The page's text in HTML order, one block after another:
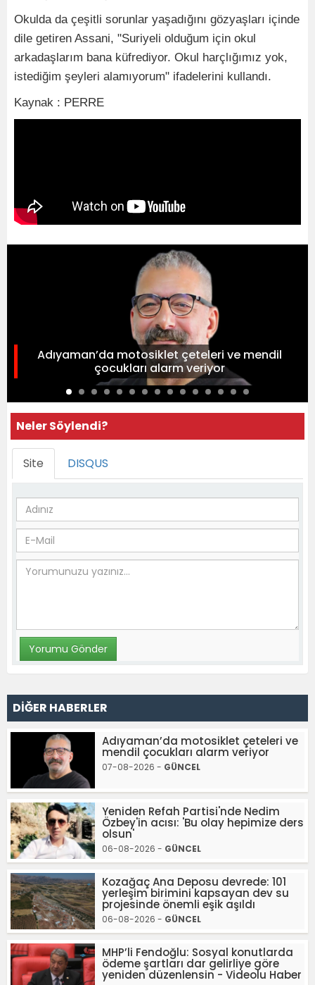
Okulda da çeşitli sorunlar yaşadığını gözyaşları içinde
dile getiren Assani, "Suriyeli olduğum için okul
arkadaşlarım bana küfrediyor. Okul harçlığımız yok,
istediğim şeyleri alamıyorum" ifadelerini kullandı.
Kaynak : PERRE
Adıyaman’da motosiklet çeteleri ve mendil
çocukları alarm veriyor
Neler Söylendi?
Site DISQUS
DİĞER HABERLER
Adıyaman’da motosiklet çeteleri ve
mendil çocukları alarm veriyor
07-08-2026 - GÜNCEL
Yeniden Refah Partisi'nde Nedim
Özbey'in acısı: 'Bu olay hepimize ders
olsun'
06-08-2026 - GÜNCEL
Kozağaç Ana Deposu devrede: 101
yerleşim birimini kapsayan dev su
projesinde önemli eşik aşıldı
06-08-2026 - GÜNCEL
MHP’li Fendoğlu: Sosyal konutlarda
ödeme şartları dar gelirliye göre
yeniden düzenlensin - Videolu Haber